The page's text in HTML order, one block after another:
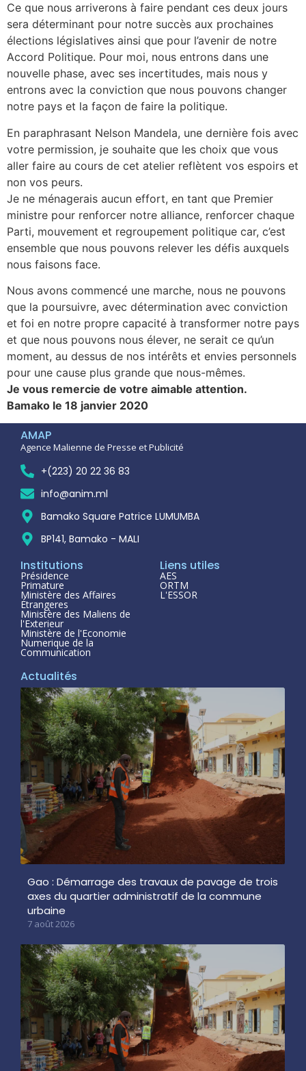
Ce que nous arriverons à faire pendant ces deux jours
sera déterminant pour notre succès aux prochaines
élections législatives ainsi que pour l’avenir de notre
Accord Politique. Pour moi, nous entrons dans une
nouvelle phase, avec ses incertitudes, mais nous y
entrons avec la conviction que nous pouvons changer
notre pays et la façon de faire la politique.
En paraphrasant Nelson Mandela, une dernière fois avec
votre permission, je souhaite que les choix que vous
aller faire au cours de cet atelier reflètent vos espoirs et
non vos peurs.
Je ne ménagerais aucun effort, en tant que Premier
ministre pour renforcer notre alliance, renforcer chaque
Parti, mouvement et regroupement politique car, c’est
ensemble que nous pouvons relever les défis auxquels
nous faisons face.
Nous avons commencé une marche, nous ne pouvons
que la poursuivre, avec détermination avec conviction
et foi en notre propre capacité à transformer notre pays
et que nous pouvons nous élever, ne serait ce qu’un
moment, au dessus de nos intérêts et envies personnels
pour une cause plus grande que nous-mêmes.
Je vous remercie de votre aimable attention.
Bamako le 18 janvier 2020
AMAP
Agence Malienne de Presse et Publicité
+(223) 20 22 36 83
info@anim.ml
Bamako Square Patrice LUMUMBA
BP141, Bamako - MALI
Institutions
Présidence
Primature
Ministère des Affaires
Étrangeres
Ministère des Maliens de
l'Exterieur
Ministère de l'Economie
Numerique de la
Communication
Liens utiles
AES
ORTM
L'ESSOR
Actualités
Gao : Démarrage des travaux de pavage de trois
axes du quartier administratif de la commune
urbaine
7 août 2026